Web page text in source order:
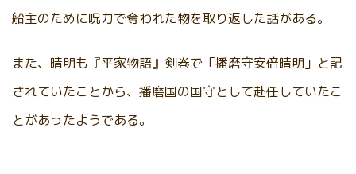
船主のために呪力で奪われた物を取り返した話がある。
また、晴明も『平家物語』剣巻で「播磨守安倍晴明」と記
されていたことから、播磨国の国守として赴任していたこ
とがあったようである。